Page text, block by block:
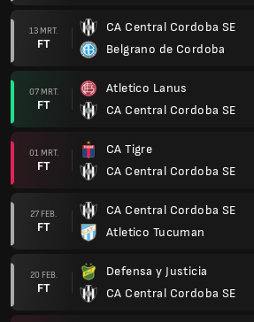
13 MRT.
FT
CA Central Cordoba SE
Belgrano de Cordoba
07 MRT.
FT
Atletico Lanus
CA Central Cordoba SE
01 MRT.
FT
CA Tigre
CA Central Cordoba SE
27 FEB.
FT
CA Central Cordoba SE
Atletico Tucuman
20 FEB.
FT
Defensa y Justicia
CA Central Cordoba SE